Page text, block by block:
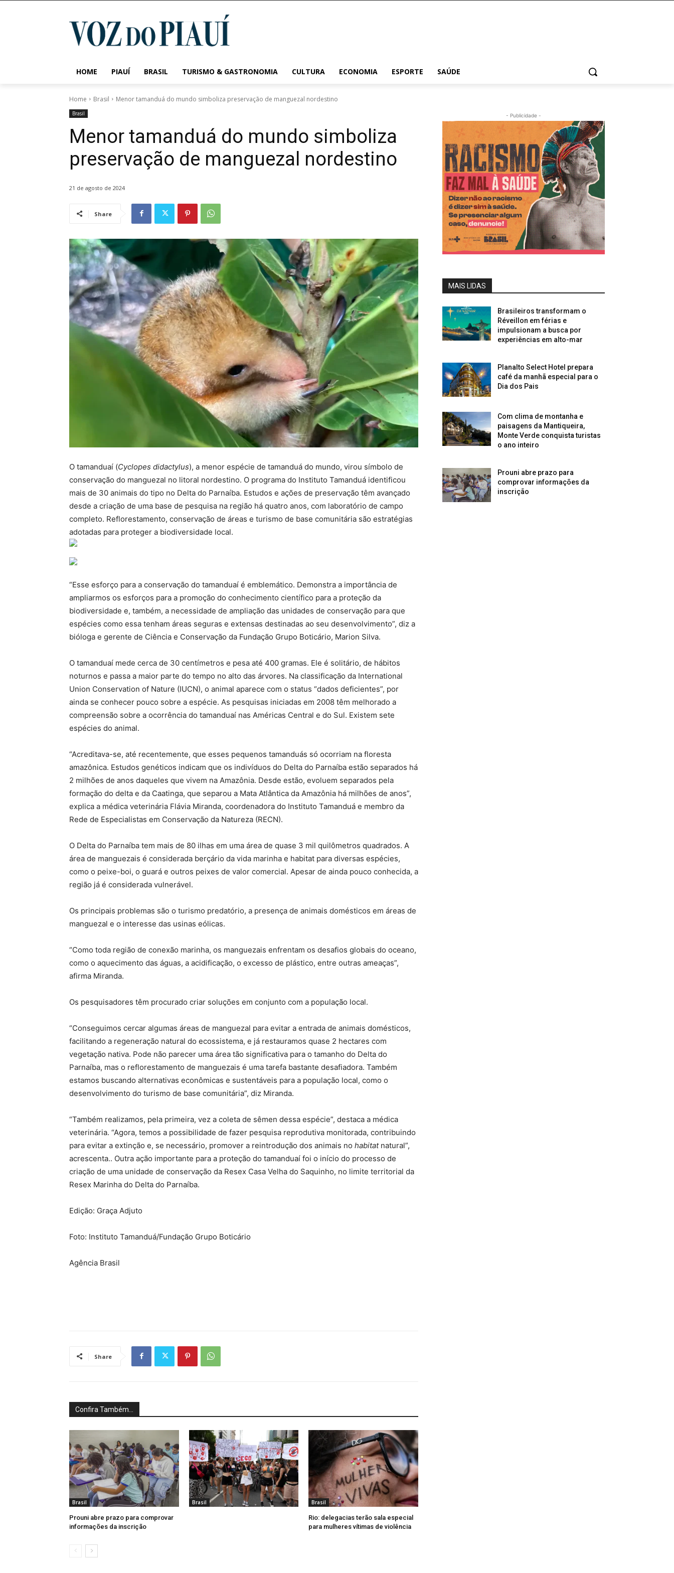
HOME PIAUÍ BRASIL TURISMO & GASTRONOMIA CULTURA ECONOMIA ESPORTE SAÚDE
Home Brasil Menor tamanduá do mundo simboliza preservação de manguezal nordestino
Brasil
Menor tamanduá do mundo simboliza
preservação de manguezal nordestino
21 de agosto de 2024
Share
O tamanduaí (Cyclopes didactylus), a menor espécie de tamanduá do mundo, virou símbolo de
conservação do manguezal no litoral nordestino. O programa do Instituto Tamanduá identificou
mais de 30 animais do tipo no Delta do Parnaíba. Estudos e ações de preservação têm avançado
desde a criação de uma base de pesquisa na região há quatro anos, com laboratório de campo
completo. Reflorestamento, conservação de áreas e turismo de base comunitária são estratégias
adotadas para proteger a biodiversidade local.
“Esse esforço para a conservação do tamanduaí é emblemático. Demonstra a importância de
ampliarmos os esforços para a promoção do conhecimento científico para a proteção da
biodiversidade e, também, a necessidade de ampliação das unidades de conservação para que
espécies como essa tenham áreas seguras e extensas destinadas ao seu desenvolvimento”, diz a
bióloga e gerente de Ciência e Conservação da Fundação Grupo Boticário, Marion Silva.
O tamanduaí mede cerca de 30 centímetros e pesa até 400 gramas. Ele é solitário, de hábitos
noturnos e passa a maior parte do tempo no alto das árvores. Na classificação da International
Union Conservation of Nature (IUCN), o animal aparece com o status “dados deficientes”, por
ainda se conhecer pouco sobre a espécie. As pesquisas iniciadas em 2008 têm melhorado a
compreensão sobre a ocorrência do tamanduaí nas Américas Central e do Sul. Existem sete
espécies do animal.
“Acreditava-se, até recentemente, que esses pequenos tamanduás só ocorriam na floresta
amazônica. Estudos genéticos indicam que os indivíduos do Delta do Parnaíba estão separados há
2 milhões de anos daqueles que vivem na Amazônia. Desde estão, evoluem separados pela
formação do delta e da Caatinga, que separou a Mata Atlântica da Amazônia há milhões de anos”,
explica a médica veterinária Flávia Miranda, coordenadora do Instituto Tamanduá e membro da
Rede de Especialistas em Conservação da Natureza (RECN).
O Delta do Parnaíba tem mais de 80 ilhas em uma área de quase 3 mil quilômetros quadrados. A
área de manguezais é considerada berçário da vida marinha e habitat para diversas espécies,
como o peixe-boi, o guará e outros peixes de valor comercial. Apesar de ainda pouco conhecida, a
região já é considerada vulnerável.
Os principais problemas são o turismo predatório, a presença de animais domésticos em áreas de
manguezal e o interesse das usinas eólicas.
“Como toda região de conexão marinha, os manguezais enfrentam os desafios globais do oceano,
como o aquecimento das águas, a acidificação, o excesso de plástico, entre outras ameaças”,
afirma Miranda.
Os pesquisadores têm procurado criar soluções em conjunto com a população local.
“Conseguimos cercar algumas áreas de manguezal para evitar a entrada de animais domésticos,
facilitando a regeneração natural do ecossistema, e já restauramos quase 2 hectares com
vegetação nativa. Pode não parecer uma área tão significativa para o tamanho do Delta do
Parnaíba, mas o reflorestamento de manguezais é uma tarefa bastante desafiadora. Também
estamos buscando alternativas econômicas e sustentáveis para a população local, como o
desenvolvimento do turismo de base comunitária”, diz Miranda.
“Também realizamos, pela primeira, vez a coleta de sêmen dessa espécie”, destaca a médica
veterinária. “Agora, temos a possibilidade de fazer pesquisa reprodutiva monitorada, contribuindo
para evitar a extinção e, se necessário, promover a reintrodução dos animais no habitatnatural”,
acrescenta.. Outra ação importante para a proteção do tamanduaí foi o início do processo de
criação de uma unidade de conservação da Resex Casa Velha do Saquinho, no limite territorial da
Resex Marinha do Delta do Parnaíba.
Edição: Graça Adjuto
Foto: Instituto Tamanduá/Fundação Grupo Boticário
Agência Brasil
Share
Confira Também...
Brasil
Prouni abre prazo para comprovar
informações da inscrição
Brasil Brasil
Rio: delegacias terão sala especial
para mulheres vítimas de violência
- Publicidade -
MAIS LIDAS
Brasileiros transformam o
Réveillon em férias e
impulsionam a busca por
experiências em alto-mar
Planalto Select Hotel prepara
café da manhã especial para o
Dia dos Pais
Com clima de montanha e
paisagens da Mantiqueira,
Monte Verde conquista turistas
o ano inteiro
Prouni abre prazo para
comprovar informações da
inscrição